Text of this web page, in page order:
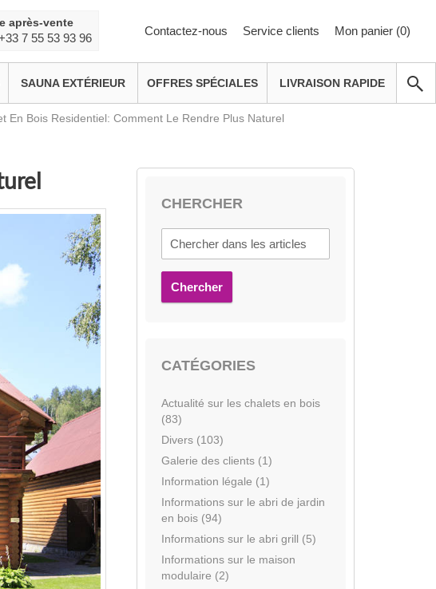
après-vente
7 55 53 93 96
Contactez-nous Service clients Mon panier (0)
SAUNA EXTÉRIEUR OFFRES SPÉCIALES LIVRAISON RAPIDE
En Bois Residentiel: Comment Le Rendre Plus Naturel
CHERCHER
Chercher
CATÉGORIES
Actualité sur les chalets en bois
(83)
Divers (103)
Galerie des clients (1)
Information légale (1)
Informations sur le abri de jardin
en bois (94)
Informations sur le abri grill (5)
Informations sur le maison
modulaire (2)